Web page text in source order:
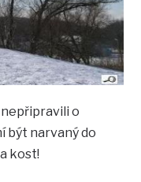
o
být narvaný do
kost!